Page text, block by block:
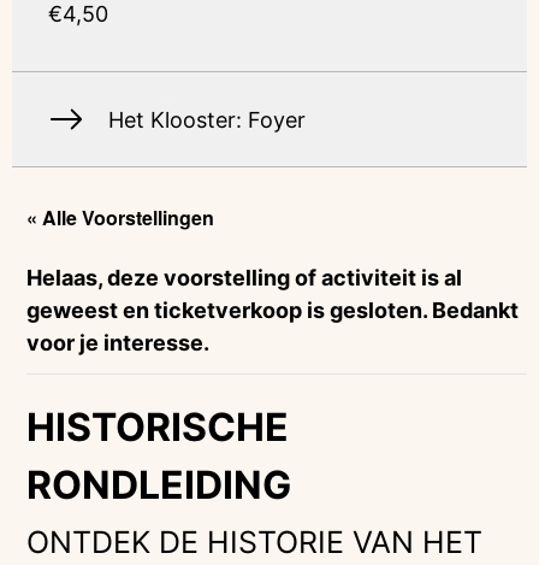
« Alle Voorstellingen
Helaas, deze voorstelling of activiteit is al
geweest en ticketverkoop is gesloten. Bedankt
voor je interesse.
HISTORISCHE
RONDLEIDING
ONTDEK DE HISTORIE VAN HET
€4,50
Het Klooster: Foyer